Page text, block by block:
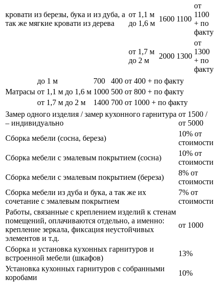
кровати из березы, бука и из дуба, а
так же мягкие кровати из дерева
от 1,1 м
до 1,6 м
1600 1100
от
1100
+ по
факту
от 1,7 м
до 2 м
2000 1300
от
1300
+ по
факту
Матрасы
до 1 м 700 400 от 400 + по факту
от 1,1 м до 1,6 м 1000 500 от 800 + по факту
от 1,7 м до 2 м
1400 700 от 1000 + по факту
Замер одного изделия / замер кухонного гарнитура
– индивидуально
от 1500 /
от 5000
Сборка мебели (сосна, береза)
10% от
стоимости
Сборка мебели с эмалевым покрытием (сосна)
10% от
стоимости
Сборка мебели с эмалевым покрытием (береза)
8% от
стоимости
Сборка мебели из дуба и бука, а так же их
сочетание с эмалевым покрытием
7% от
стоимости
Работы, связанные с креплением изделий к стенам
помещений, оплачиваются отдельно, а именно:
крепление зеркала, фиксация неустойчивых
элементов и т.д.
от 1000
Сборка и установка кухонных гарнитуров и
встроенной мебели (шкафов)
13%
Установка кухонных гарнитуров с собранными
коробами
10%